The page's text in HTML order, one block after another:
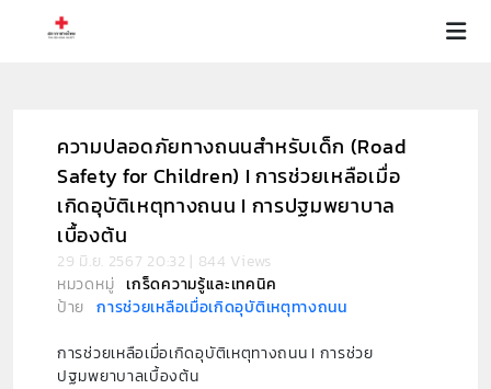
ความปลอดภัยทางถนนสำหรับเด็ก (Road
Safety for Children) I การช่วยเหลือเมื่อ
เกิดอุบัติเหตุทางถนน I การปฐมพยาบาล
เบื้องต้น
29 มิ.ย. 2567 20:32 | 844 Views
หมวดหมู่เกร็ดความรู้และเทคนิค
ป้ายการช่วยเหลือเมื่อเกิดอุบัติเหตุทางถนน
การช่วยเหลือเมื่อเกิดอุบัติเหตุทางถนน I การช่วย
ปฐมพยาบาลเบื้องต้น